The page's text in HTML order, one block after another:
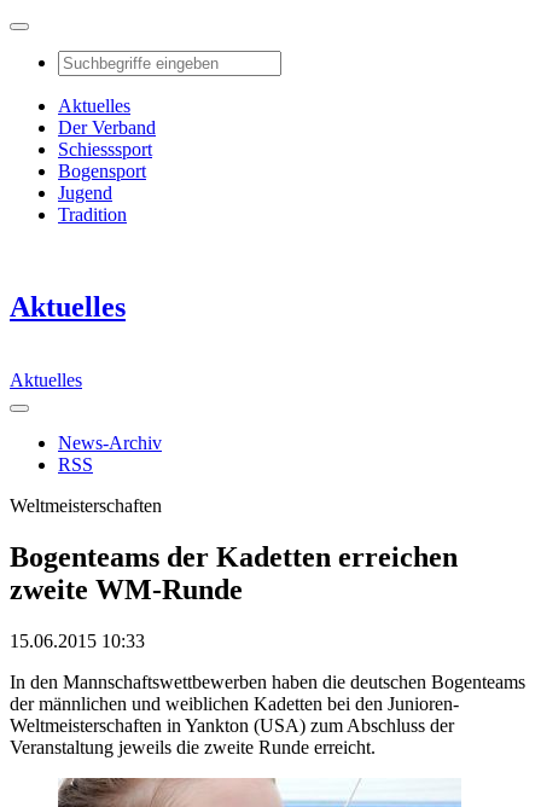
Aktuelles
Der Verband
Schiesssport
Bogensport
Jugend
Tradition
Aktuelles
Aktuelles
News-Archiv
RSS
Weltmeisterschaften
Bogenteams der Kadetten erreichen
zweite WM-Runde
15.06.2015 10:33
In den Mannschaftswettbewerben haben die deutschen Bogenteams
der männlichen und weiblichen Kadetten bei den Junioren-
Weltmeisterschaften in Yankton (USA) zum Abschluss der
Veranstaltung jeweils die zweite Runde erreicht.